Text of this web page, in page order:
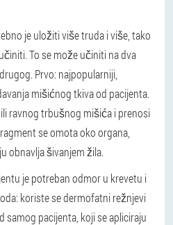
je uložiti više truda i više, tako
To se može učiniti na dva
Prvo: najpopularniji,
mišićnog tkiva od pacijenta.
ravnog trbušnog mišića i prenosi
se omota oko organa,
obnavlja šivanjem žila.
je potreban odmor u krevetu i
koriste se dermofatni režnjevi
samog pacijenta, koji se apliciraju